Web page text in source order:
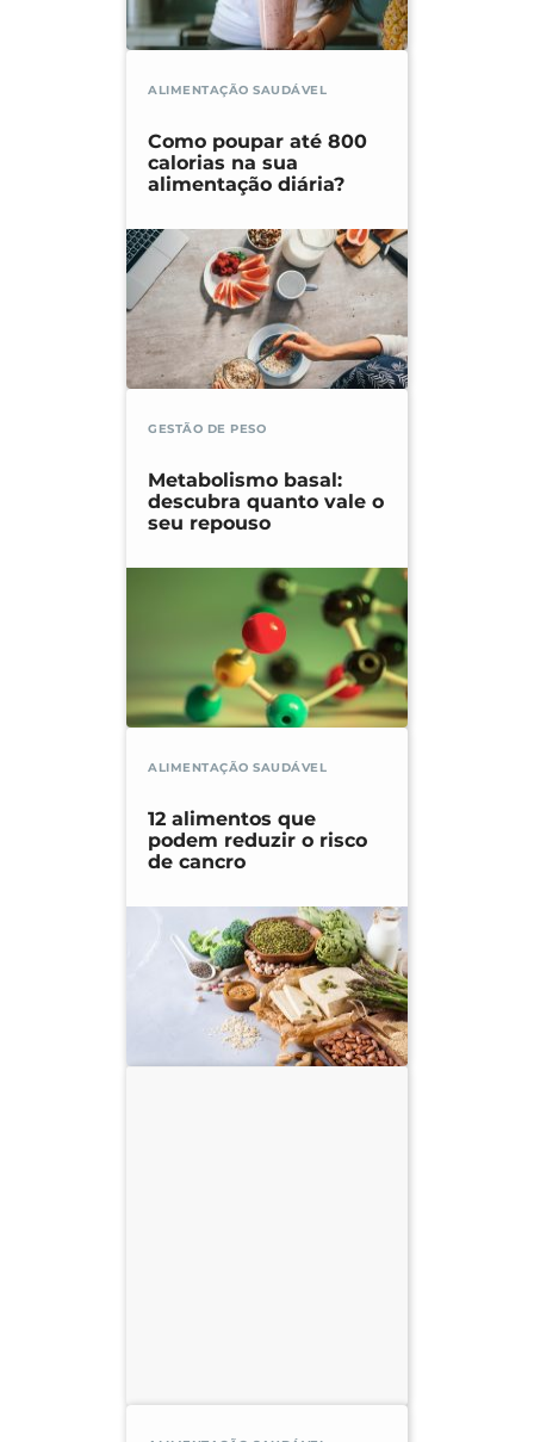
Association between eating rate and
obesity: a systematic review and meta-
Nov;39(11):1589-96.
ALIMENTAÇÃO SAUDÁVEL
Como poupar até 800
calorias na sua
alimentação diária?
GESTÃO DE PESO
Metabolismo basal:
descubra quanto vale o
seu repouso
ALIMENTAÇÃO SAUDÁVEL
12 alimentos que
podem reduzir o risco
de cancro